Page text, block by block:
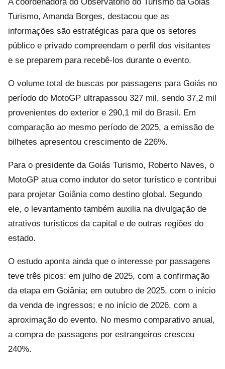
Turismo, Amanda Borges, destacou que as
informações são estratégicas para que os setores
público e privado compreendam o perfil dos visitantes
e se preparem para recebê-los durante o evento.
O volume total de buscas por passagens para Goiás no
período do MotoGP ultrapassou 327 mil, sendo 37,2 mil
provenientes do exterior e 290,1 mil do Brasil. Em
comparação ao mesmo período de 2025, a emissão de
bilhetes apresentou crescimento de 226%.
Para o presidente da Goiás Turismo, Roberto Naves, o
MotoGP atua como indutor do setor turístico e contribui
para projetar Goiânia como destino global. Segundo
ele, o levantamento também auxilia na divulgação de
atrativos turísticos da capital e de outras regiões do
estado.
O estudo aponta ainda que o interesse por passagens
teve três picos: em julho de 2025, com a confirmação
da etapa em Goiânia; em outubro de 2025, com o início
da venda de ingressos; e no início de 2026, com a
aproximação do evento. No mesmo comparativo anual,
a compra de passagens por estrangeiros cresceu
240%.